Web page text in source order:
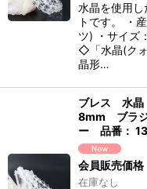
水晶を使用し
トです。 ・
ツ) ・サイズ
◇「水晶(ク
晶形…
ブレス 水
8mm ブラ
ー 品番：
会員販売価格
在庫なし